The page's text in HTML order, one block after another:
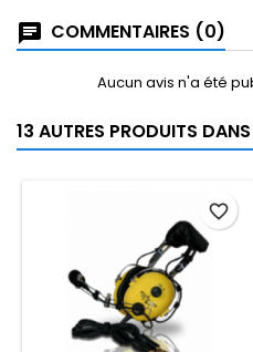
COMMENTAIRES (0)
Aucun avis n'a été
13 AUTRES PRODUITS
favorite_border